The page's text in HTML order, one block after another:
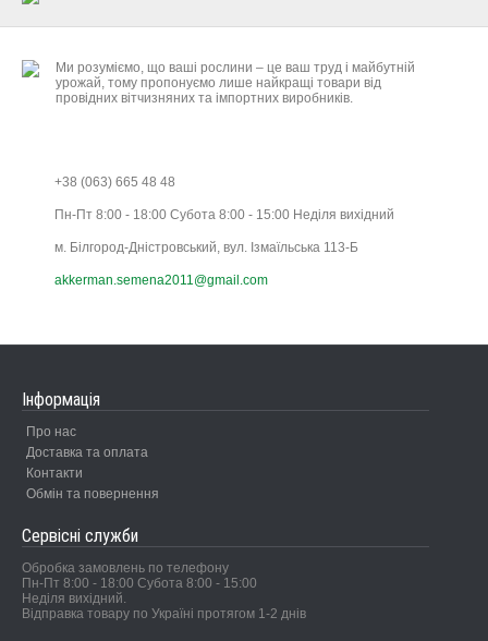
Ми розуміємо, що ваші рослини – це ваш труд і майбутній
урожай, тому пропонуємо лише найкращі товари від
провідних вітчизняних та імпортних виробників.
+38 (063) 665 48 48
Пн-Пт 8:00 - 18:00 Субота 8:00 - 15:00 Неділя вихідний
м. Білгород-Дністровський, вул. Ізмаїльська 113-Б
akkerman.semena2011@gmail.com
Інформація
Про нас
Доставка та оплата
Контакти
Обмін та повернення
Сервісні служби
Обробка замовлень по телефону
Пн-Пт 8:00 - 18:00 Субота 8:00 - 15:00
Неділя вихідний.
Відправка товару по Україні протягом 1-2 днів